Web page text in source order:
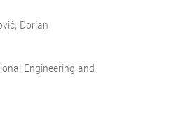
Dorian
Engineering and